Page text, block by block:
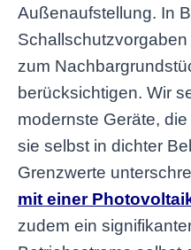
Außenaufstellung. In
zum
berücksichtigen. Wir
modernste Geräte, die
sie selbst in dichter
Grenzwerte
mit einer
zudem ein